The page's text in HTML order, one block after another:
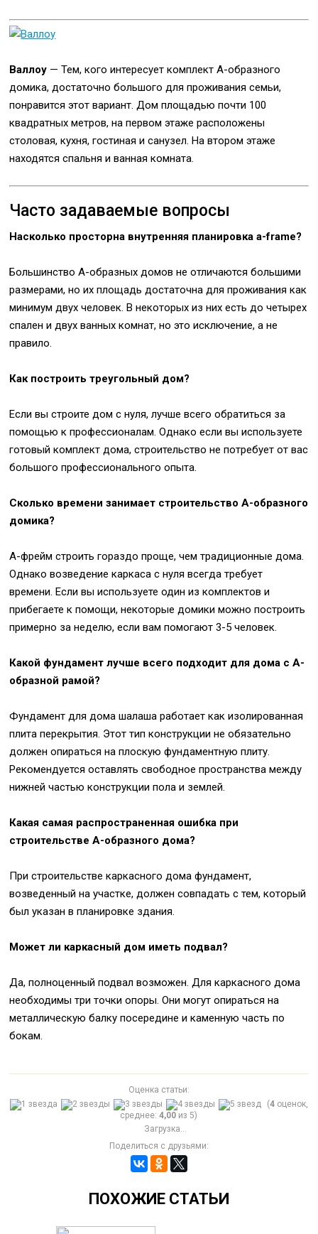
Валлоу — Тем, кого интересует комплект A-образного
домика, достаточно большого для проживания семьи,
понравится этот вариант. Дом площадью почти 100
квадратных метров, на первом этаже расположены
столовая, кухня, гостиная и санузел. На втором этаже
находятся спальня и ванная комната.
Часто задаваемые вопросы
Насколько просторна внутренняя планировка a-frame?
Большинство A-образных домов не отличаются большими
размерами, но их площадь достаточна для проживания как
минимум двух человек. В некоторых из них есть до четырех
спален и двух ванных комнат, но это исключение, а не
правило.
Как построить треугольный дом?
Если вы строите дом с нуля, лучше всего обратиться за
помощью к профессионалам. Однако если вы используете
готовый комплект дома, строительство не потребует от вас
большого профессионального опыта.
Сколько времени занимает строительство А-образного
домика?
А-фрейм строить гораздо проще, чем традиционные дома.
Однако возведение каркаса с нуля всегда требует
времени. Если вы используете один из комплектов и
прибегаете к помощи, некоторые домики можно построить
примерно за неделю, если вам помогают 3-5 человек.
Какой фундамент лучше всего подходит для дома с А-
образной рамой?
Фундамент для дома шалаша работает как изолированная
плита перекрытия. Этот тип конструкции не обязательно
должен опираться на плоскую фундаментную плиту.
Рекомендуется оставлять свободное пространства между
нижней частью конструкции пола и землей.
Какая самая распространенная ошибка при
строительстве А-образного дома?
При строительстве каркасного дома фундамент,
возведенный на участке, должен совпадать с тем, который
был указан в планировке здания.
Может ли каркасный дом иметь подвал?
Да, полноценный подвал возможен. Для каркасного дома
необходимы три точки опоры. Они могут опираться на
металлическую балку посередине и каменную часть по
бокам.
Оценка статьи:
(4оценок,
среднее:4,00 из 5)
Загрузка...
Поделиться с друзьями:
ПОХОЖИЕ СТАТЬИ